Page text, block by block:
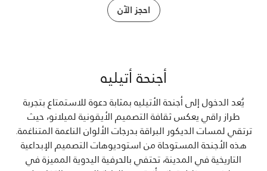
احجز الآن
أجنحة أتيليه
يُعد الدخول إلى أجنحة الأتيليه بمثابة دعوة للاستمتاع بتجربة
طراز راقي يعكس ثقافة التصميم الأيقونية لميلانو، حيث
ترتقي لمسات الديكور البراقة بدرجات الألوان الناعمة المتناغمة.
هذه الأجنحة المستوحاة من استوديوهات التصميم الإبداعية
التاريخية في المدينة، تحتفي بالحرفية اليدوية المميزة في